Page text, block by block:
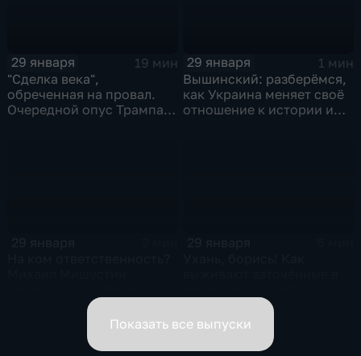
29 января
19 мин
"Сделка века",
обреченная на провал.
Очередной опус Трампа.
29 января
1 мин
Вышинский: разберёмся,
как Украина меняет своё
отношение к истории и
вице-премьеров
Показать все выпуски